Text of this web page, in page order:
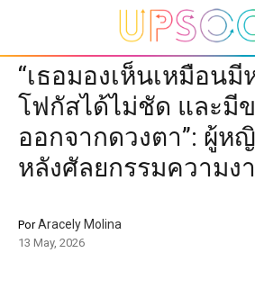
“เธอมองเห็นเหมือนมี
โฟกัสได้ไม่ชัด และมี
ออกจากดวงตา”: ผู้ห
หลังศัลยกรรมความง
PorAracely Molina
13 May, 2026